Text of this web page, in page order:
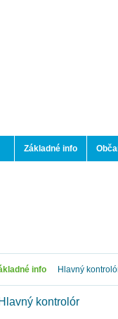
Základné info
info Hlavný
Hlavný kontrolór